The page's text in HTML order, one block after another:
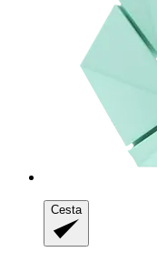
Cesta